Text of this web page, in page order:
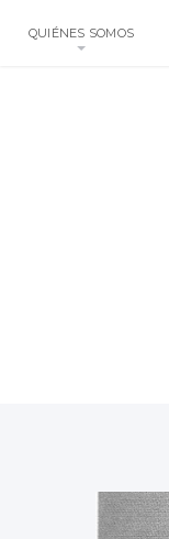
QUIÉNES SOMOS